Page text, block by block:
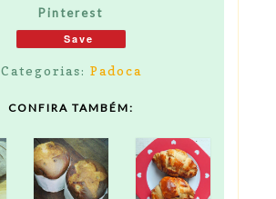
Pinterest
Save
Categorias: Padoca
CONFIRA TAMBÉM: